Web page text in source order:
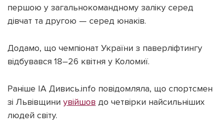
першою у загальнокомандному заліку серед
дівчат та другою — серед юнаків.
Додамо, що чемпіонат України з паверліфтингу
відбувався 18–26 квітня у Коломиї.
Раніше ІА Дивись.info повідомляла, що спортсмен
зі Львівщини увійшов до четвірки найсильніших
людей світу.